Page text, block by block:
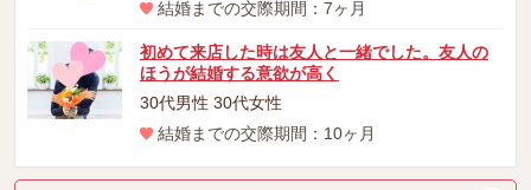
結婚までの交際期間：7ヶ月
初めて来店した時は友人と一緒でした。友人の
ほうが結婚する意欲が高く
30代男性 30代女性
結婚までの交際期間：10ヶ月